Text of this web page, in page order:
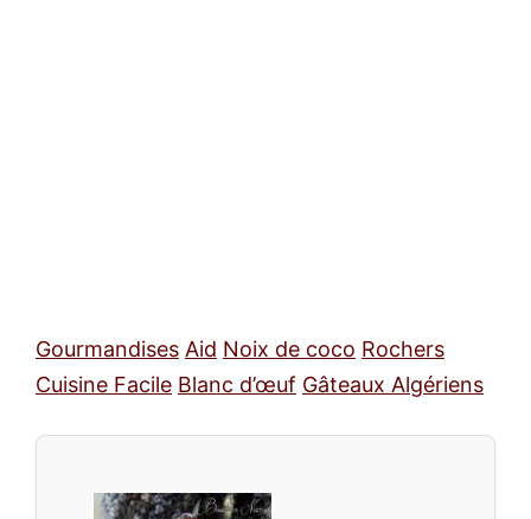
Gourmandises Aid Noix de coco Rochers
Cuisine Facile Blanc d’œuf Gâteaux Algériens